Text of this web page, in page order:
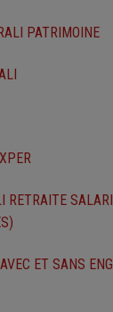
PATRIMOINE
RETRAITE
ET SANS